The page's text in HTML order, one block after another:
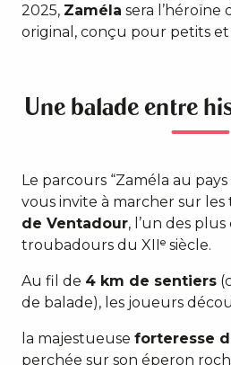
2025, Zaméla sera l’héroïne
original, conçu pour petits
Une balade entre
Le parcours “Zaméla au
vous invite à marcher sur les
de Ventadour, l’un des
troubadours du XIIᵉ siècle.
Au fil de 4 km de sentiers
de balade), les joueurs
la majestueuse forteresse
perchée sur son éperon